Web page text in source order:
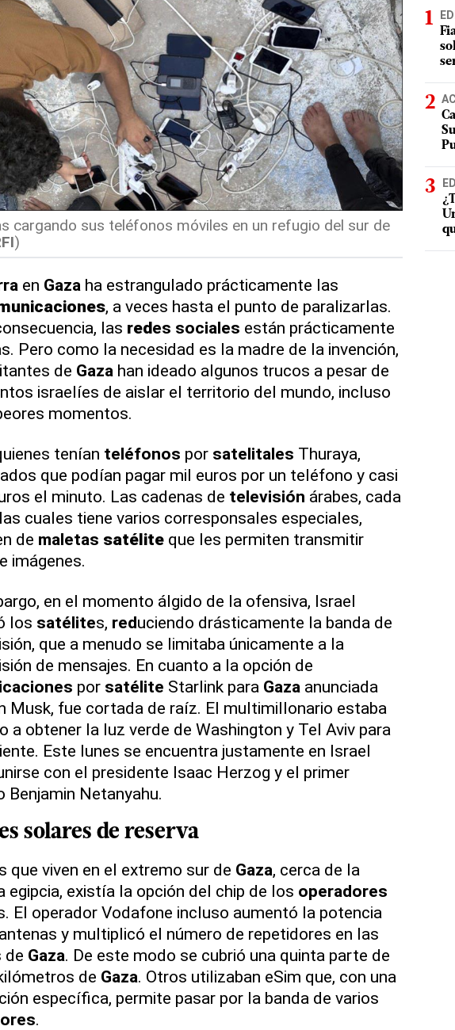
cargando sus teléfonos móviles en un refugio del sur de
)
en Gaza ha estrangulado prácticamente las
, a veces hasta el punto de paralizarlas.
las redes sociales están prácticamente
Pero como la necesidad es la madre de la invención,
de Gaza han ideado algunos trucos a pesar de
israelíes de aislar el territorio del mundo, incluso
momentos.
tenían teléfonos por satelitales Thuraya,
que podían pagar mil euros por un teléfono y casi
el minuto. Las cadenas de televisión árabes, cada
cuales tiene varios corresponsales especiales,
de maletas satéliteque les permiten transmitir
imágenes.
en el momento álgido de la ofensiva, Israel
los satélites, reduciendo drásticamente la banda de
que a menudo se limitaba únicamente a la
de mensajes. En cuanto a la opción de
por satélite Starlink para Gaza anunciada
Musk, fue cortada de raíz. El multimillonario estaba
a obtener la luz verde de Washington y Tel Aviv para
Este lunes se encuentra justamente en Israel
con el presidente Isaac Herzog y el primer
Benjamin Netanyahu.
solares de reserva
que viven en el extremo sur de Gaza, cerca de la
egipcia, existía la opción del chip de los operadores
El operador Vodafone incluso aumentó la potencia
y multiplicó el número de repetidores en las
de Gaza. De este modo se cubrió una quinta parte de
de Gaza. Otros utilizaban eSim que, con una
específica, permite pasar por la banda de varios
.